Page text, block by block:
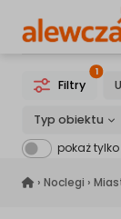
Filtry
1
Typ obiektu
pokaż
alewczasy.pl
› Noclegi ›